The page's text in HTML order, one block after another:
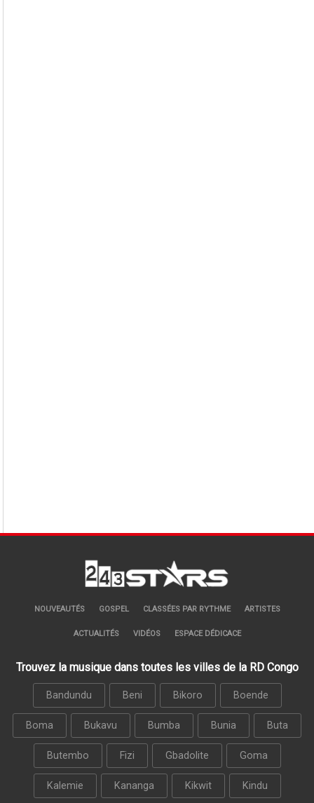
NOUVEAUTÉS GOSPEL CLASSÉES PAR RYTHME ARTISTES
ACTUALITÉS VIDÉOS ESPACE DÉDICACE
Trouvez la musique dans toutes les villes de la RD Congo
Bandundu Beni Bikoro Boende
Boma Bukavu Bumba Bunia Buta
Butembo Fizi Gbadolite Goma
Kalemie Kananga Kikwit Kindu